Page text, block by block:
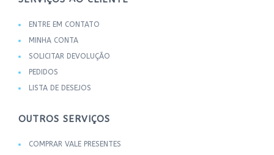
ENTRE EM CONTATO
MINHA CONTA
SOLICITAR DEVOLUÇÃO
PEDIDOS
LISTA DE DESEJOS
OUTROS SERVIÇOS
COMPRAR VALE PRESENTES